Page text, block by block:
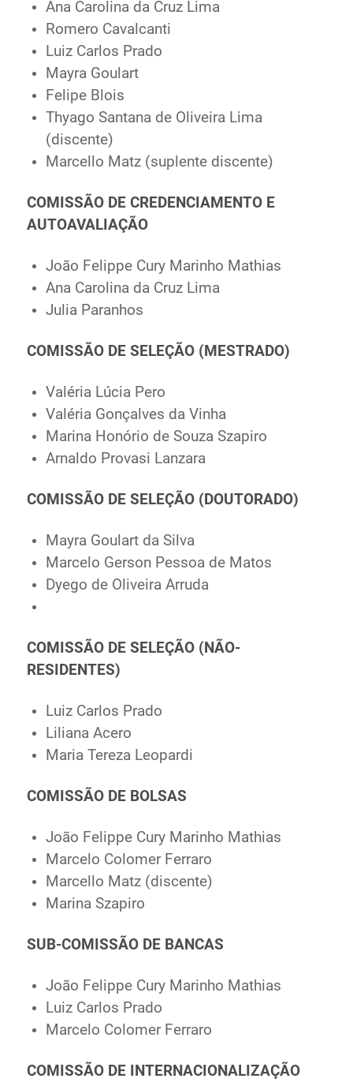
Ana Carolina da Cruz Lima
Romero Cavalcanti
Luiz Carlos Prado
Mayra Goulart
Felipe Blois
Thyago Santana de Oliveira Lima
(discente)
Marcello Matz (suplente discente)
COMISSÃO DE CREDENCIAMENTO E
AUTOAVALIAÇÃO
João Felippe Cury Marinho Mathias
Ana Carolina da Cruz Lima
Julia Paranhos
COMISSÃO DE SELEÇÃO (MESTRADO)
Valéria Lúcia Pero
Valéria Gonçalves da Vinha
Marina Honório de Souza Szapiro
Arnaldo Provasi Lanzara
COMISSÃO DE SELEÇÃO (DOUTORADO)
Mayra Goulart da Silva
Marcelo Gerson Pessoa de Matos
Dyego de Oliveira Arruda
COMISSÃO DE SELEÇÃO (NÃO-
RESIDENTES)
Luiz Carlos Prado
Liliana Acero
Maria Tereza Leopardi
COMISSÃO DE BOLSAS
João Felippe Cury Marinho Mathias
Marcelo Colomer Ferraro
Marcello Matz (discente)
Marina Szapiro
SUB-COMISSÃO DE BANCAS
João Felippe Cury Marinho Mathias
Luiz Carlos Prado
Marcelo Colomer Ferraro
COMISSÃO DE INTERNACIONALIZAÇÃO